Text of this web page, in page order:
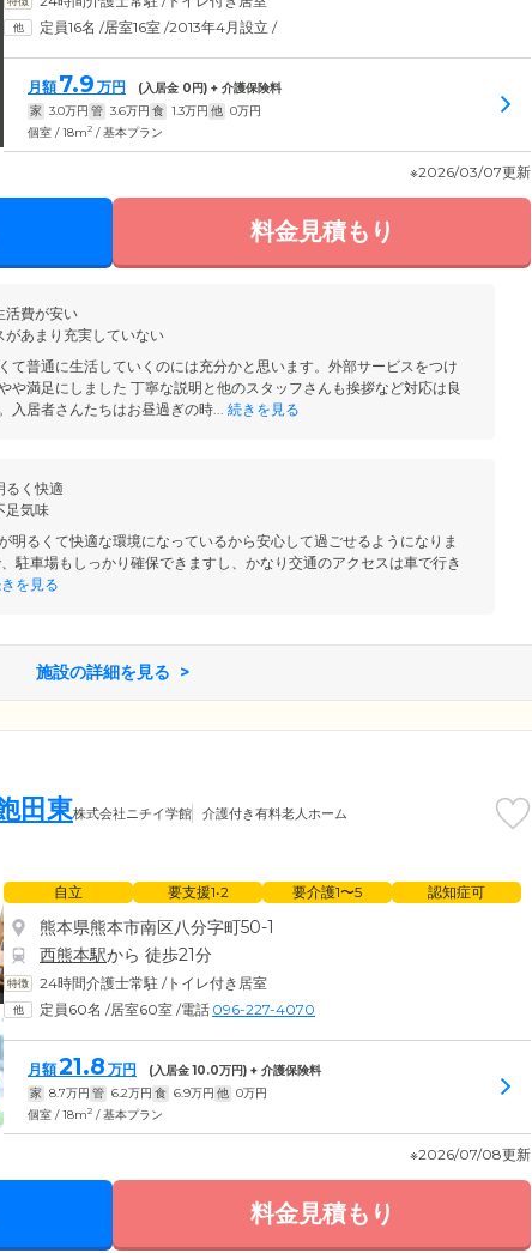
定員16名 /居室16室 /2013年4月設立 /
月額 7.9 万円 (入居金 0円) + 介護保険料
家 3.0万円 管 3.6万円 食 1.3万円 他 0万円
個室 / 18m2 / 基本プラン
※2026/03/07更新
料金見積もり
活費が安い
があまり充実していない
て普通に生活していくのには充分かと思います。外部サービスをつけ
や満足にしました 丁寧な説明と他のスタッフさんも挨拶など対応は良
入居者さんたちはお昼過ぎの時...
続きを見る
るく快適
足気味
明るくて快適な環境になっているから安心して過ごせるようになりま
駐車場もしっかり確保できますし、かなり交通のアクセスは車で行き
を見る
施設の詳細を見る
田東株式会社ニチイ学館 介護付き有料老人ホーム
自立 要支援1•2 要介護1〜5 認知症可
熊本県熊本市南区八分字町50-1
西熊本駅から 徒歩21分
24時間介護士常駐 /トイレ付き居室
定員60名 /居室60室 /電話 096-227-4070
月額21.8 万円 (入居金10.0万円) + 介護保険料
家 8.7万円 管 6.2万円 食 6.9万円 他 0万円
個室 / 18m2 / 基本プラン
※2026/07/08更新
料金見積もり